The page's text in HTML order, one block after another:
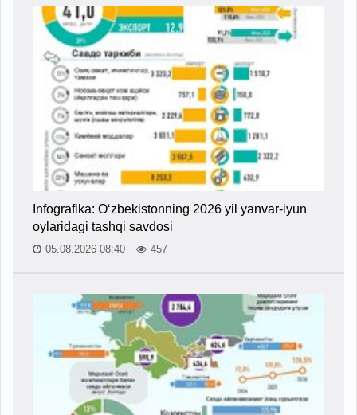
Infografika: O‘zbekistonning 2026 yil yanvar-iyun
oylaridagi tashqi savdosi
05.08.2026 08:40 457